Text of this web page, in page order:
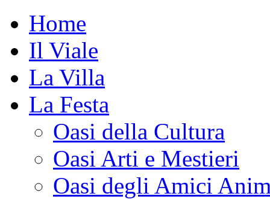
Home
Il Viale
La Villa
La Festa
Oasi della Cultura
Oasi Arti e Mestieri
Oasi degli Amici